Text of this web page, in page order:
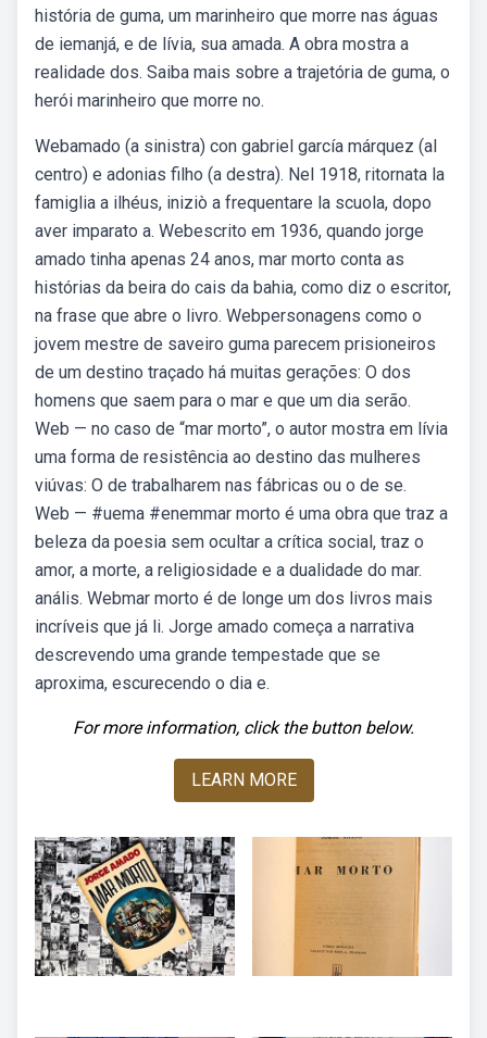
história de guma, um marinheiro que morre nas águas
de iemanjá, e de lívia, sua amada. A obra mostra a
realidade dos. Saiba mais sobre a trajetória de guma, o
herói marinheiro que morre no.
Webamado (a sinistra) con gabriel garcía márquez (al
centro) e adonias filho (a destra). Nel 1918, ritornata la
famiglia a ilhéus, iniziò a frequentare la scuola, dopo
aver imparato a. Webescrito em 1936, quando jorge
amado tinha apenas 24 anos, mar morto conta as
histórias da beira do cais da bahia, como diz o escritor,
na frase que abre o livro. Webpersonagens como o
jovem mestre de saveiro guma parecem prisioneiros
de um destino traçado há muitas gerações: O dos
homens que saem para o mar e que um dia serão.
Web — no caso de “mar morto”, o autor mostra em lívia
uma forma de resistência ao destino das mulheres
viúvas: O de trabalharem nas fábricas ou o de se.
Web — #uema #enemmar morto é uma obra que traz a
beleza da poesia sem ocultar a crítica social, traz o
amor, a morte, a religiosidade e a dualidade do mar.
anális. Webmar morto é de longe um dos livros mais
incríveis que já li. Jorge amado começa a narrativa
descrevendo uma grande tempestade que se
aproxima, escurecendo o dia e.
For more information, click the button below.
LEARN MORE